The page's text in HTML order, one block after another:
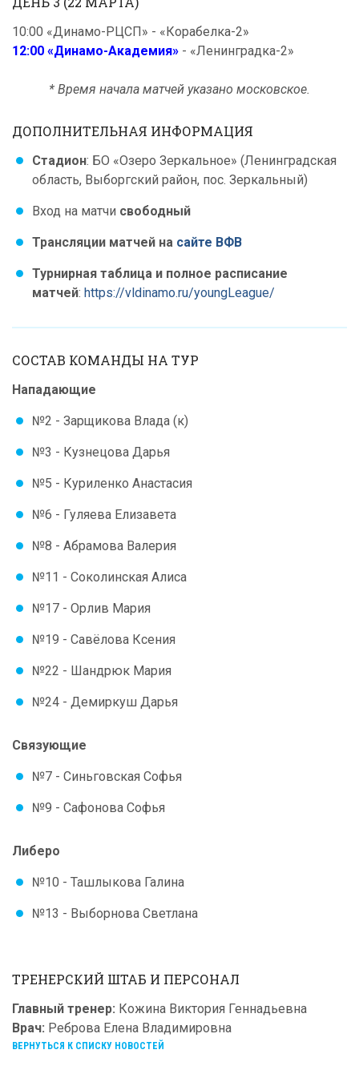
10:00 «Динамо-РЦСП» - «Корабелка-2»
12:00 «Динамо-Академия» - «Ленинградка-2»
* Время начала матчей указано московское.
ДОПОЛНИТЕЛЬНАЯ ИНФОРМАЦИЯ
Стадион: БО «Озеро Зеркальное» (Ленинградская
область, Выборгский район, пос. Зеркальный)
Вход на матчи свободный
Трансляции матчей на сайте ВФВ
Турнирная таблица и полное расписание
матчей: https://vldinamo.ru/youngLeague/
СОСТАВ КОМАНДЫ НА ТУР
Нападающие
№2 - Зарщикова Влада (к)
№3 - Кузнецова Дарья
№5 - Куриленко Анастасия
№6 - Гуляева Елизавета
№8 - Абрамова Валерия
№11 - Соколинская Алиса
№17 - Орлив Мария
№19 - Савёлова Ксения
№22 - Шандрюк Мария
№24 - Демиркуш Дарья
Связующие
№7 - Синьговская Софья
№9 - Сафонова Софья
Либеро
№10 - Ташлыкова Галина
№13 - Выборнова Светлана
ТРЕНЕРСКИЙ ШТАБ И ПЕРСОНАЛ
Главный тренер: Кожина Виктория Геннадьевна
Врач: Реброва Елена Владимировна
ВЕРНУТЬСЯ К СПИСКУ НОВОСТЕЙ